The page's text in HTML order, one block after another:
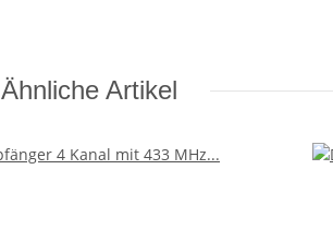
Ähnliche Artikel